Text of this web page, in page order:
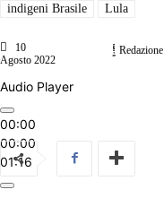
indigeni Brasile
Lula
10
Agosto 2022
Redazione
Audio Player
00:00
00:00
01:16